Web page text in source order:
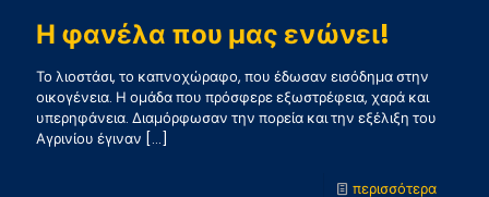
Η φανέλα που μας ενώνει!
Το λιοστάσι, το καπνοχώραφο, που έδωσαν εισόδημα στην
οικογένεια. Η ομάδα που πρόσφερε εξωστρέφεια, χαρά και
υπερηφάνεια. Διαμόρφωσαν την πορεία και την εξέλιξη του
Αγρινίου έγιναν […]
περισσότερα-